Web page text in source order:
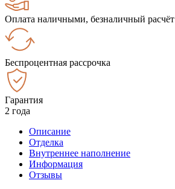
Оплата наличными, безналичный расчёт
Беспроцентная рассрочка
Гарантия
2 года
Описание
Отделка
Внутреннее наполнение
Информация
Отзывы